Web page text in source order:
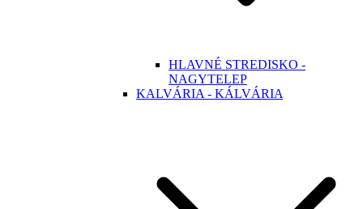
HLAVNÉ STREDISKO -
NAGYTELEP
KALVÁRIA - KÁLVÁRIA